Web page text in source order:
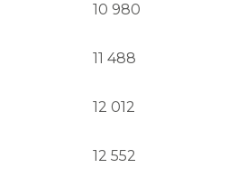
10 980
11 488
12 012
12 552